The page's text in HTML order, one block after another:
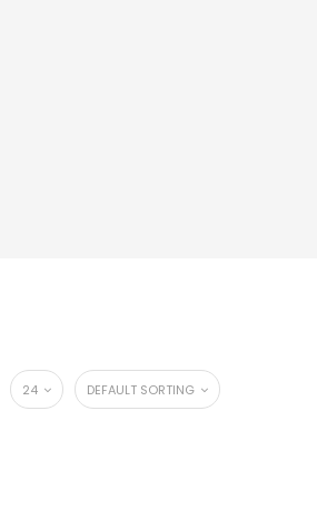
DEFAULT SORTING
24